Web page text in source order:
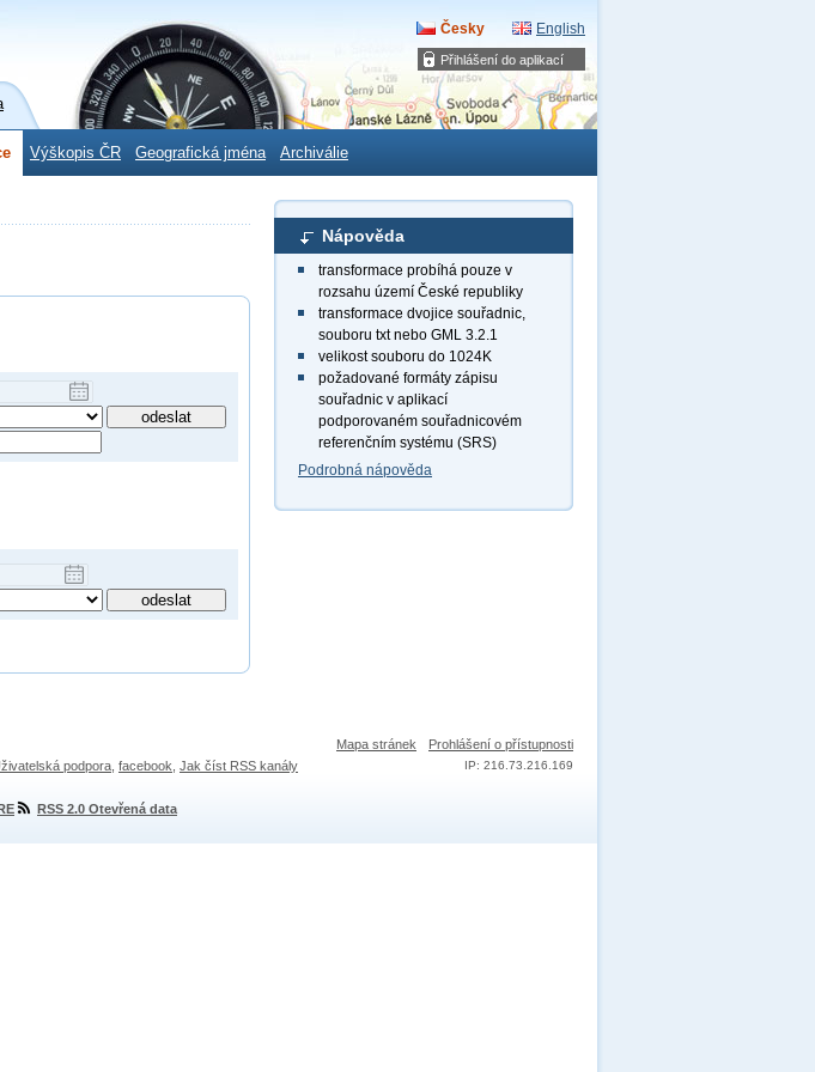
Přihlášení do aplikací
Česky English
Výškopis ČR Geografická jména Archiválie
Nápověda
transformace probíhá pouze v
rozsahu území České republiky
transformace dvojice souřadnic,
souboru txt nebo GML 3.2.1
velikost souboru do 1024K
požadované formáty zápisu
souřadnic v aplikací
podporovaném souřadnicovém
referenčním systému (SRS)
Podrobná nápověda
Mapa stránek Prohlášení o přístupnosti
IP: 216.73.216.169
podpora facebook Jak číst RSS kanály
RSS 2.0 Otevřená data